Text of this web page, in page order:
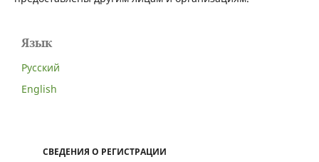
Язык
Русский
English
СВЕДЕНИЯ О РЕГИСТРАЦИИ